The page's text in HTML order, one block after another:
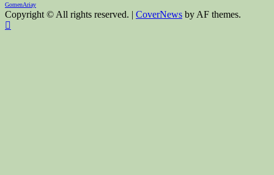
GomenAriay
Copyright © All rights reserved. | CoverNews by AF themes.